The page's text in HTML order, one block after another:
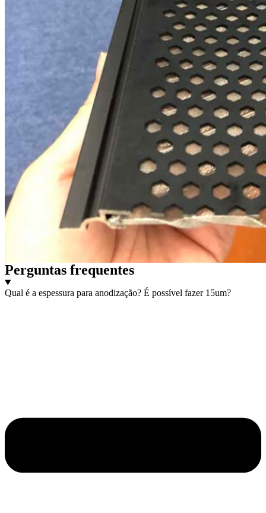
Perguntas frequentes
Qual é a espessura para anodização? É possível fazer 15um?